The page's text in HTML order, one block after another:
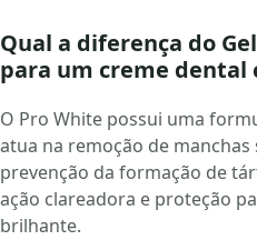
Qual a diferença do
para um creme dental
O Pro White possui uma
atua na remoção de manchas
prevenção da formação de
ação clareadora e proteção
brilhante.